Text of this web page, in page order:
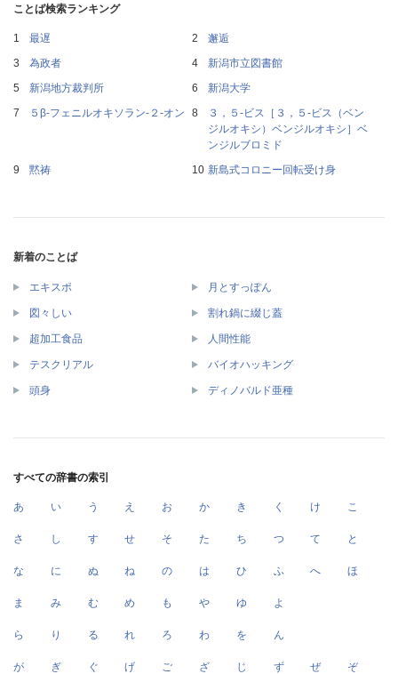
ことば検索ランキング
最遅
邂逅
為政者
新潟市立図書館
新潟地方裁判所
新潟大学
５β‐フェニルオキソラン‐２‐オン
３，５‐ビス［３，５‐ビス（ベン
ジルオキシ）ベンジルオキシ］ベ
ンジルブロミド
黙祷
新島式コロニー回転受け身
新着のことば
エキスポ 月とすっぽん
図々しい 割れ鍋に綴じ蓋
超加工食品 人間性能
テスクリアル バイオハッキング
頭身 ディノバルド亜種
すべての辞書の索引
あ い う え お か き く け こ
さ し す せ そ た ち つ て と
な に ぬ ね の は ひ ふ へ ほ
ま み む め も や ゆ よ
ら り る れ ろ わ を ん
が ぎ ぐ げ ご ざ じ ず ぜ ぞ